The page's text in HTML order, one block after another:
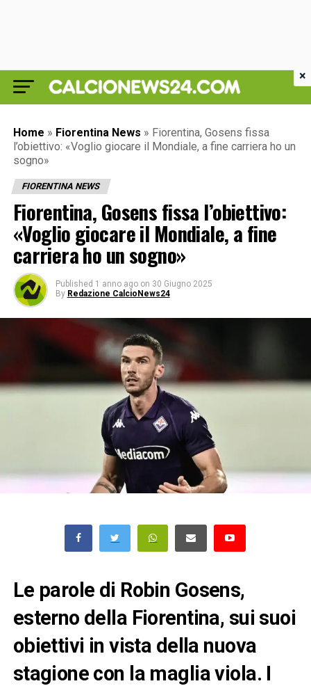
Home » Fiorentina News » Fiorentina, Gosens fissa
l’obiettivo: «Voglio giocare il Mondiale, a fine carriera ho un
sogno»
FIORENTINA NEWS
Fiorentina, Gosens fissa l’obiettivo:
«Voglio giocare il Mondiale, a fine
carriera ho un sogno»
Published 1 anno ago on 30 Giugno 2025
By Redazione CalcioNews24
Le parole di Robin Gosens,
esterno della Fiorentina, sui suoi
obiettivi in vista della nuova
stagione con la maglia viola. I
×